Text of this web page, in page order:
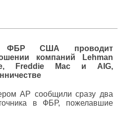
ФБР США проводит
компаний Lehman
Freddie Mac и AIG,
AP сообщили сразу два
в ФБР, пожелавшие